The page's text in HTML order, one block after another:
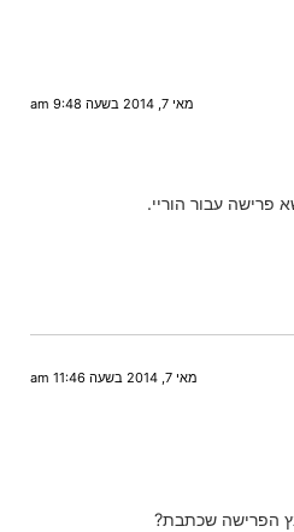
מאי 7, 2014 בשעה 9:48 am
עבור הוריי.
מאי 7, 2014 בשעה 11:46 am
הפרישה שכתבת?